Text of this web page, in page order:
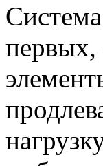
первых,